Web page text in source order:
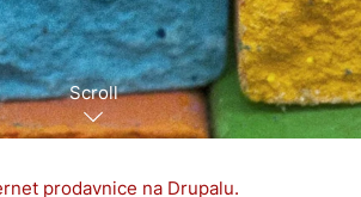
Scroll
prodavnice na Drupalu.